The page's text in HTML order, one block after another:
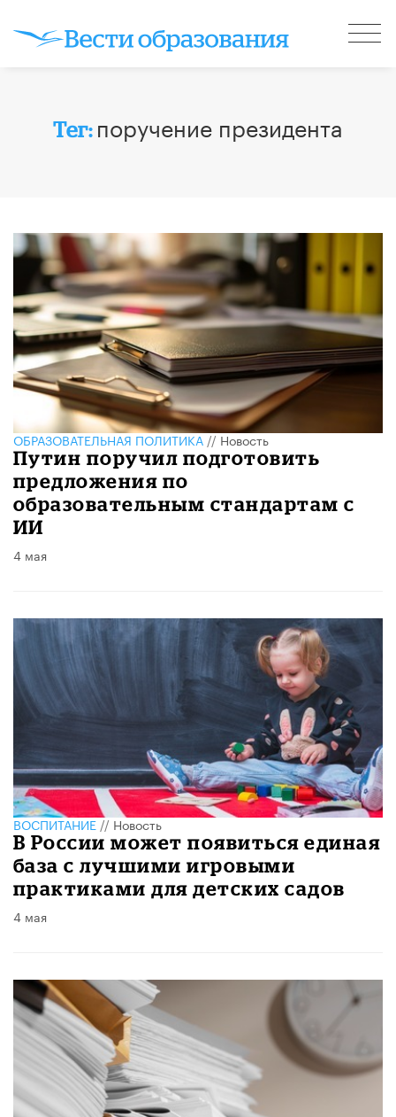
Тег: поручение президента
ОБРАЗОВАТЕЛЬНАЯ ПОЛИТИКА//Новость
Путин поручил подготовить
предложения по
образовательным стандартам с
ИИ
4 мая
ВОСПИТАНИЕ//Новость
В России может появиться единая
база с лучшими игровыми
практиками для детских садов
4 мая